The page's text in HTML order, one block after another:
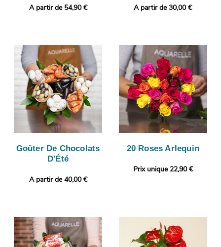
A partir de 54,90 € A partir de 30,00 €
Goûter De Chocolats
D'Été
A partir de 40,00 €
20 Roses Arlequin
Prix unique 22,90 €